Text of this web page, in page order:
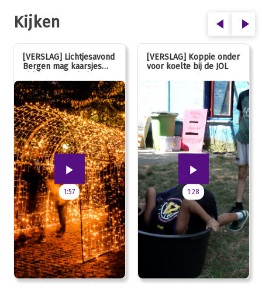
Kijken
[VERSLAG] Lichtjesavond
Bergen mag kaarsjes
jubileum!
1:57
[VERSLAG] Koppie onder
voor koelte bij de JOL
1:28